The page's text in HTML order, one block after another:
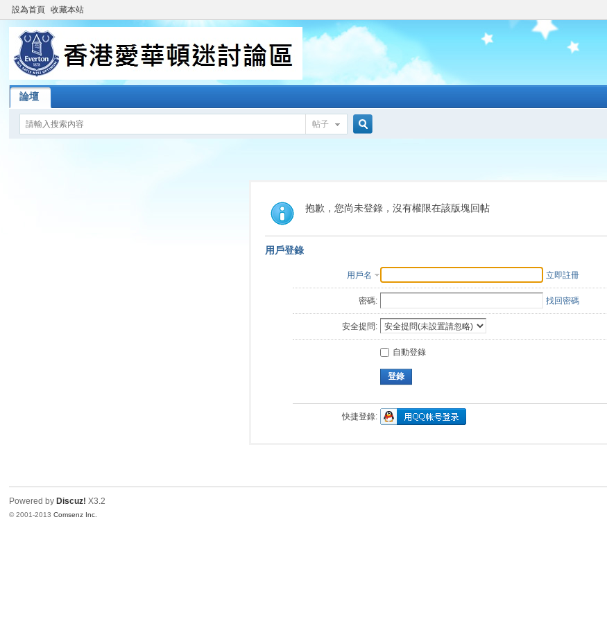
設為首頁 收藏本站
論壇
帖子
索
抱歉，您尚未登錄，沒有權限在該版塊回帖
用戶登錄
用戶名 立即註冊
密碼: 找回密碼
安全提問:
自動登錄
登錄
快捷登錄:
Powered by Discuz! X3.2
© 2001-2013Comsenz Inc.